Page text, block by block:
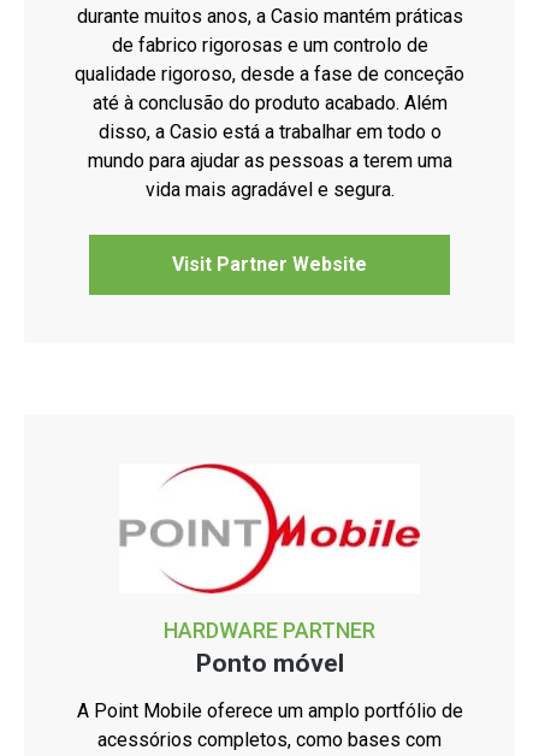
durante muitos anos, a Casio mantém práticas
de fabrico rigorosas e um controlo de
qualidade rigoroso, desde a fase de conceção
até à conclusão do produto acabado. Além
disso, a Casio está a trabalhar em todo o
mundo para ajudar as pessoas a terem uma
vida mais agradável e segura.
Visit Partner Website
HARDWARE PARTNER
Ponto móvel
A Point Mobile oferece um amplo portfólio de
acessórios completos, como bases com